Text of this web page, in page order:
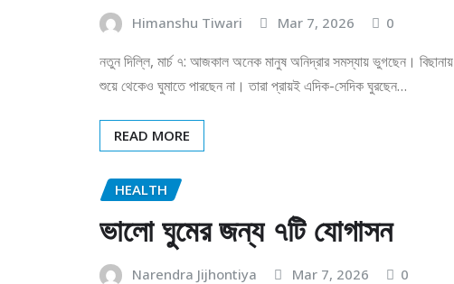
Himanshu Tiwari Mar 7, 2026 0
নতুন দিল্লি, মার্চ ৭: আজকাল অনেক মানুষ অনিদ্রার সমস্যায় ভুগছেন। বিছানায়
শুয়ে থেকেও ঘুমাতে পারছেন না। তারা প্রায়ই এদিক-সেদিক ঘুরছেন…
READ MORE
HEALTH
ভালো ঘুমের জন্য ৭টি যোগাসন
Narendra Jijhontiya Mar 7, 2026 0